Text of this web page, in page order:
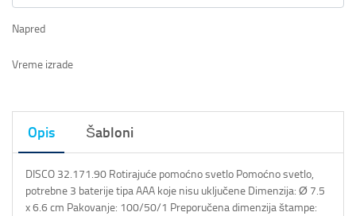
Napred
Vreme izrade
Opis Šabloni
DISCO 32.171.90 Rotirajuće pomoćno svetlo Pomoćno svetlo,
potrebne 3 baterije tipa AAA koje nisu uključene Dimenzija: Ø 7.5
x 6.6 cm Pakovanje: 100/50/1 Preporučena dimenzija štampe: